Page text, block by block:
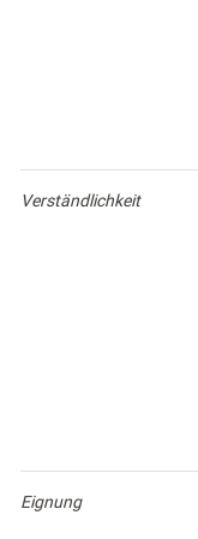
Verständlichkeit
Eignung